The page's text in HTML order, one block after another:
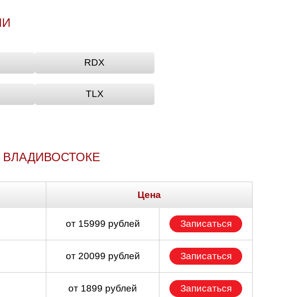
RDX
TLX
ВЛАДИВОСТОКЕ
Цена
от 15999 рублей Записаться
от 20099 рублей Записаться
от 1899 рублей Записаться